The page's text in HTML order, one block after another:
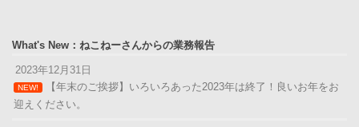
What's New：ねこねーさんからの業務報告
2023年12月31日
NEW!
【年末のご挨拶】いろいろあった2023年は終了！良いお年をお
迎えください。